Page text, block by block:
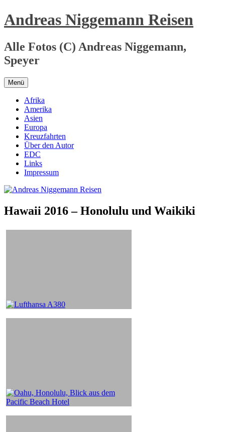
Zum
Inhalt
Andreas Niggemann Reisen
Alle Fotos (C) Andreas Niggemann,
Speyer
Menü
Afrika
Amerika
Asien
Europa
Kreuzfahrten
Über den Autor
EDC
Links
Impressum
Hawaii 2016 – Honolulu und Waikiki